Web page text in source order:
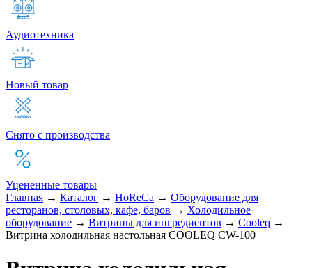
Аудиотехника
Новый товар
Снято с производства
Уцененные товары
Главная → Каталог → HoReCa → Оборудование для
ресторанов, столовых, кафе, баров → Холодильное
оборудование → Витрины для ингредиентов → Cooleq →
Витрина холодильная настольная COOLEQ CW-100